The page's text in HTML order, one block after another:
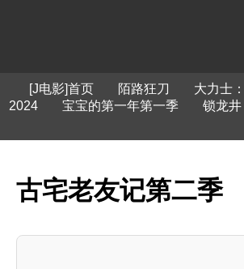
[J电影]首页 陌路狂刀 大力士
2024
宝宝的第一年第一季 锁龙井
古宅老友记第二季